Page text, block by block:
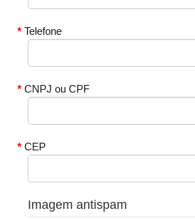
Telefone
CNPJ ou CPF
CEP
Imagem antispam